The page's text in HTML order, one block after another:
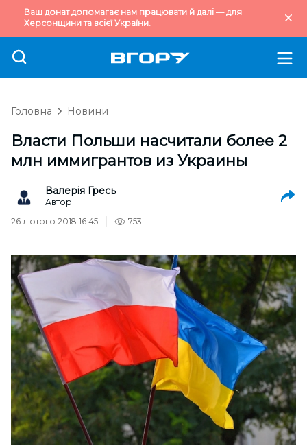
Ваш донат допомагає нам працювати й далі — для
Херсонщини та всієї України.
Головна Новини
Власти Польши насчитали более 2
млн иммигрантов из Украины
Валерія Гресь
Автор
26 лютого 2018 16:45
753